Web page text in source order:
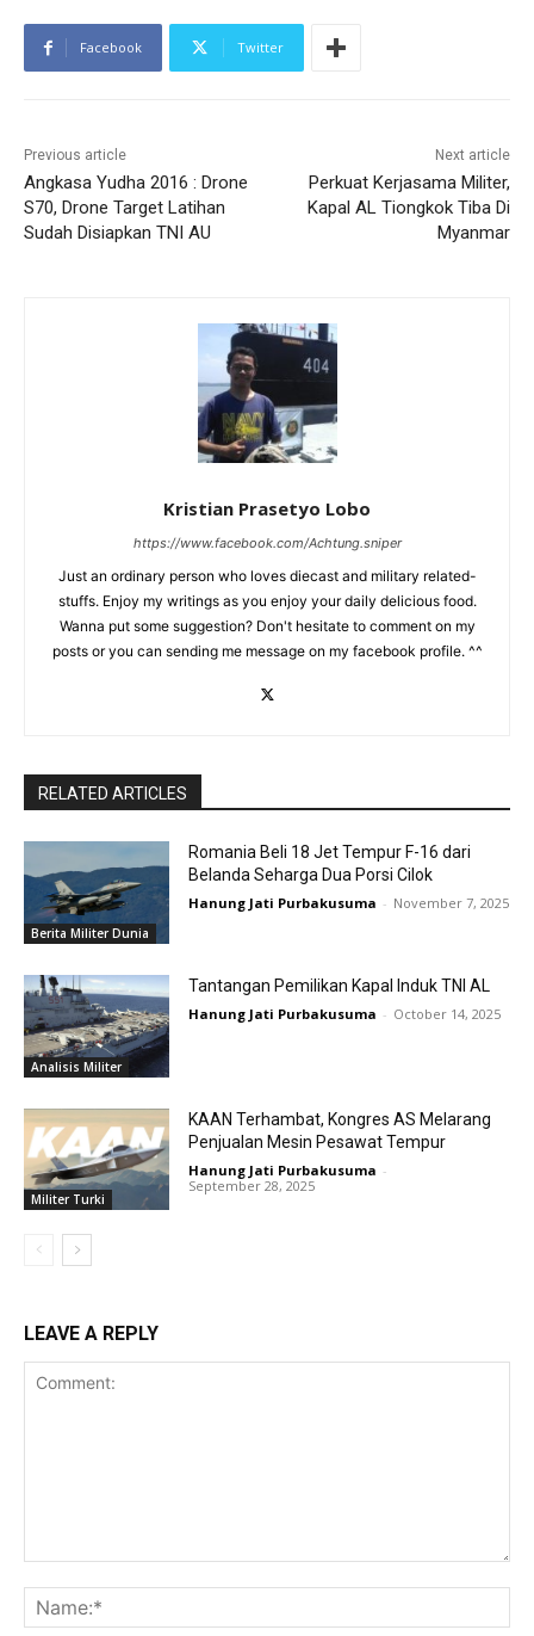
Facebook Twitter
Previous article
Angkasa Yudha 2016 : Drone
S70, Drone Target Latihan
Sudah Disiapkan TNI AU
Next article
Perkuat Kerjasama Militer,
Kapal AL Tiongkok Tiba Di
Myanmar
Kristian Prasetyo Lobo
https://www.facebook.com/Achtung.sniper
Just an ordinary person who loves diecast and military related-
stuffs. Enjoy my writings as you enjoy your daily delicious food.
Wanna put some suggestion? Don't hesitate to comment on my
posts or you can sending me message on my facebook profile. ^^
RELATED ARTICLES
Berita Militer Dunia
Romania Beli 18 Jet Tempur F-16 dari
Belanda Seharga Dua Porsi Cilok
Hanung Jati Purbakusuma - November 7, 2025
Analisis Militer
Tantangan Pemilikan Kapal Induk TNI AL
Hanung Jati Purbakusuma - October 14, 2025
Militer Turki
KAAN Terhambat, Kongres AS Melarang
Penjualan Mesin Pesawat Tempur
Hanung Jati Purbakusuma -
September 28, 2025
LEAVE A REPLY